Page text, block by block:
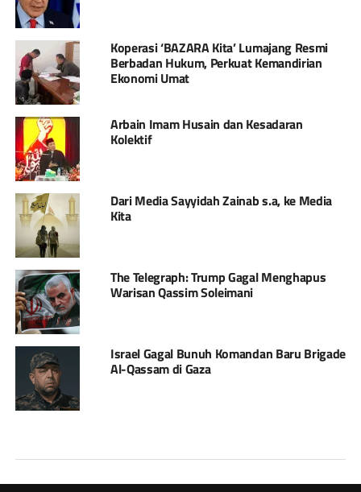
Koperasi ‘BAZARA Kita’ Lumajang Resmi
Berbadan Hukum, Perkuat Kemandirian
Ekonomi Umat
Arbain Imam Husain dan Kesadaran
Kolektif
Dari Media Sayyidah Zainab s.a, ke Media
Kita
The Telegraph: Trump Gagal Menghapus
Warisan Qassim Soleimani
Israel Gagal Bunuh Komandan Baru Brigade
Al-Qassam di Gaza